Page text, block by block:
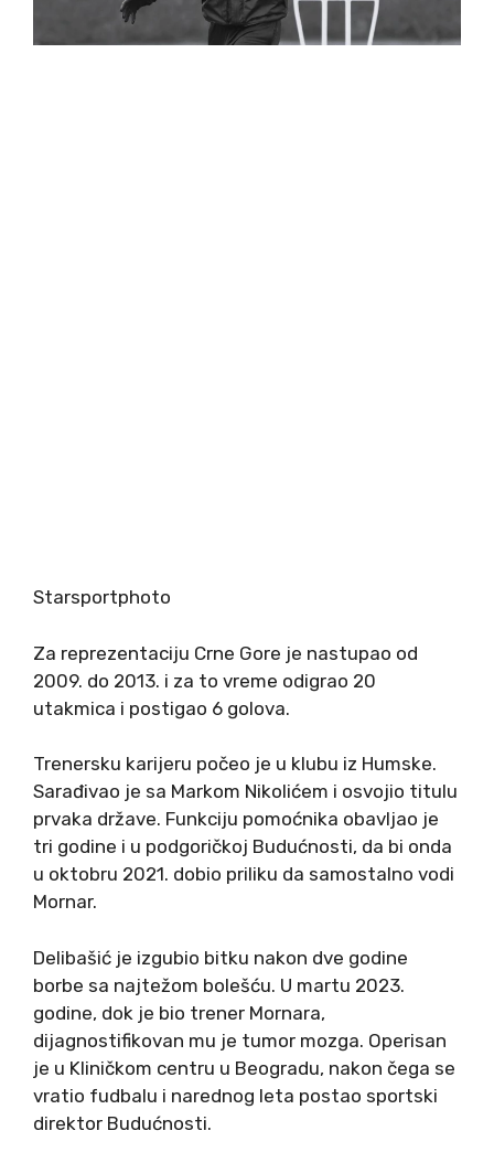
Starsportphoto
Za reprezentaciju Crne Gore je nastupao od
2009. do 2013. i za to vreme odigrao 20
utakmica i postigao 6 golova.
Trenersku karijeru počeo je u klubu iz Humske.
Sarađivao je sa Markom Nikolićem i osvojio titulu
prvaka države. Funkciju pomoćnika obavljao je
tri godine i u podgoričkoj Budućnosti, da bi onda
u oktobru 2021. dobio priliku da samostalno vodi
Mornar.
Delibašić je izgubio bitku nakon dve godine
borbe sa najtežom bolešću. U martu 2023.
godine, dok je bio trener Mornara,
dijagnostifikovan mu je tumor mozga. Operisan
je u Kliničkom centru u Beogradu, nakon čega se
vratio fudbalu i narednog leta postao sportski
direktor Budućnosti.